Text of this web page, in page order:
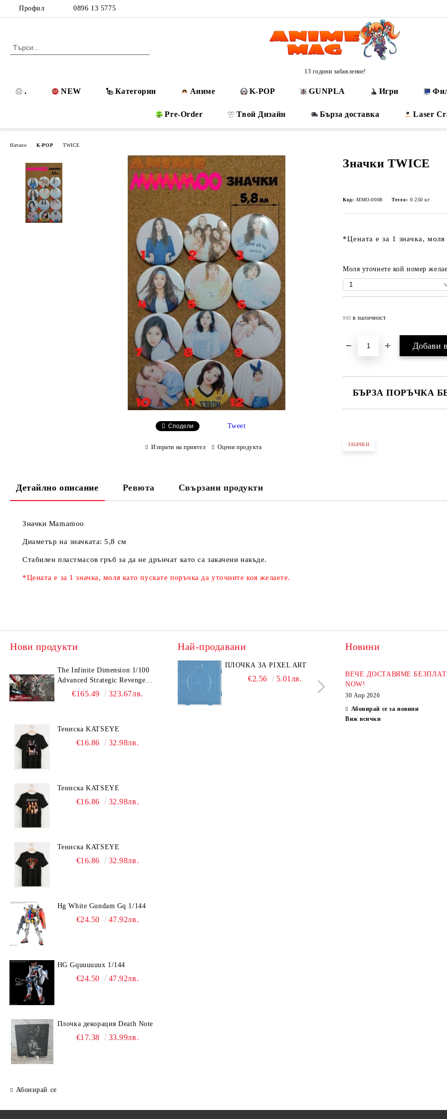
Профил 0896 13 5775
13 години забавление!
. NEW Категории Аниме K-POP GUNPLA Игри
Pre-Order Твой Дизайн Бърза доставка Laser
Начало К-POP TWICE
Значки TWICE
Код: MMO-0008 Тегло: 0.250 кг
*Цената е за 1 значка,
Моля уточнете кой номер
993 в наличност
БЪРЗА ПОРЪЧКА
значки
Сподели Tweet
Изпрати на приятел Оцени продукта
Детайлно описание Ревюта Свързани продукти
Значки Mamamoo
Диаметър на значката: 5,8 см
Стабилен пластмасов гръб за да не дрънчат като са закачени накъде.
*Цената е за 1 значка, моля като пускате поръчка да уточните коя желаете.
Нови продукти
The Infinite Dimension 1/100
Advanced Strategic Revenge
Titan RT-002 Nemesis
€165.49 323.67лв.
Тениска KATSEYE
€16.86 32.98лв.
Тениска KATSEYE
€16.86 32.98лв.
Тениска KATSEYE
€16.86 32.98лв.
Hg White Gundam Gq 1/144
€24.50 47.92лв.
HG Gquuuuuux 1/144
€24.50 47.92лв.
Плочка декорация Death Note
€17.38 33.99лв.
Абонирай се
Най-продавани
ПЛОЧКА ЗА PIXEL ART
€2.56 5.01лв. €2.04
Новини
ВЕЧЕ ДОСТАВЯМЕ
NOW!
30 Апр 2026
Абонирай се за новини
Виж всички